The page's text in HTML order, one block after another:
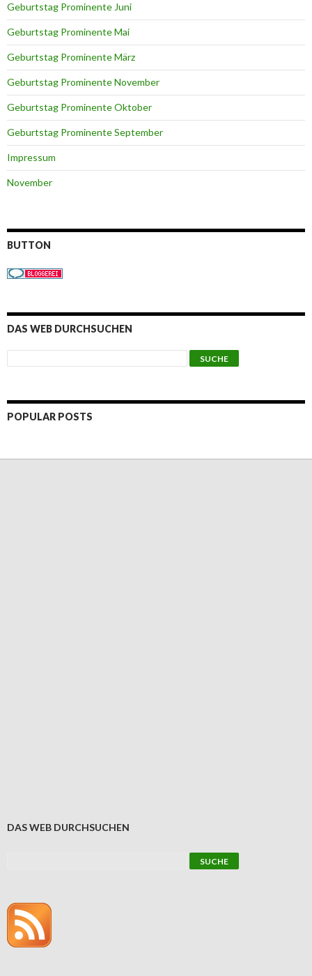
Geburtstag Prominente Juni
Geburtstag Prominente Mai
Geburtstag Prominente März
Geburtstag Prominente November
Geburtstag Prominente Oktober
Geburtstag Prominente September
Impressum
November
BUTTON
DAS WEB DURCHSUCHEN
POPULAR POSTS
DAS WEB DURCHSUCHEN